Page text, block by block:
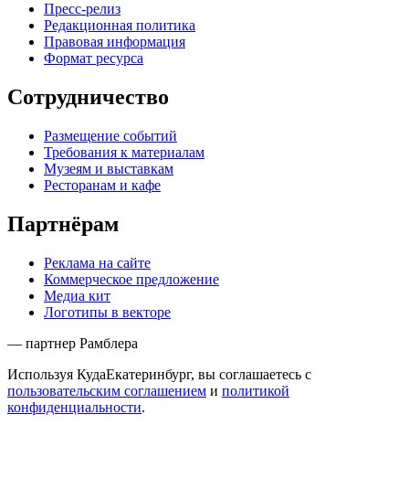
Пресс-релиз
Редакционная политика
Правовая информация
Формат ресурса
Сотрудничество
Размещение событий
Требования к материалам
Музеям и выставкам
Ресторанам и кафе
Партнёрам
Реклама на сайте
Коммерческое предложение
Медиа кит
Логотипы в векторе
— партнер Рамблера
Используя КудаЕкатеринбург, вы соглашаетесь с
пользовательским соглашением и политикой
конфиденциальности.